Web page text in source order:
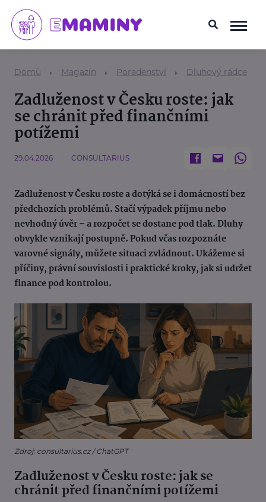
Domů Magazín Poradenství Dluhový rádce
Zadluženost v Česku roste: jak
se chránit před finančními
potížemi
29.04.2026 CONSULTARIUS
Zadluženost v Česku roste a dotýká se i domácností bez
předchozích problémů. Stačí výpadek příjmu nebo
nevhodný úvěr – a rozpočet se dostane pod tlak. Dluhy
obvykle vznikají postupně. Pokud včas rozpoznáte
varovné signály, můžete situaci zvládnout. Ukážeme si
příčiny, právní souvislosti i praktické kroky, jak si udržet
finance pod kontrolou.
Zdroj: consultarius.cz / ChatGPT
Zadluženost v Česku roste: jak se
chránit před finančními potížemi